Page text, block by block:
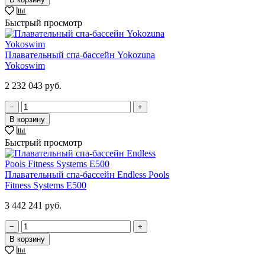
Быстрый просмотр
Плавательный спа-бассейн Yokozuna
Yokoswim
2 232 043 руб.
−
+
В корзину
Быстрый просмотр
Плавательный спа-бассейн Endless Pools
Fitness Systems E500
3 442 241 руб.
−
+
В корзину